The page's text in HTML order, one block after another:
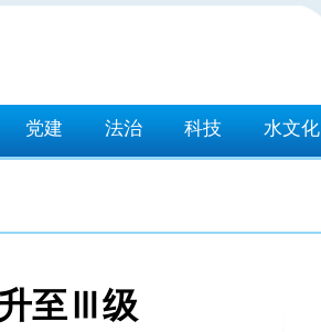
党建 法治 科技 水文化
至Ⅲ级